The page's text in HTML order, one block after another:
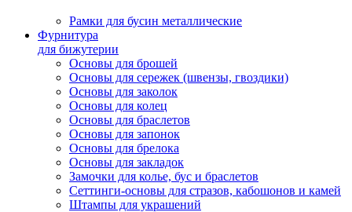
Рамки для бусин металлические
Фурнитура
для бижутерии
Основы для брошей
Основы для сережек (швензы, гвоздики)
Основы для заколок
Основы для колец
Основы для браслетов
Основы для запонок
Основы для брелока
Основы для закладок
Замочки для колье, бус и браслетов
Сеттинги-основы для стразов, кабошонов и камей
Штампы для украшений